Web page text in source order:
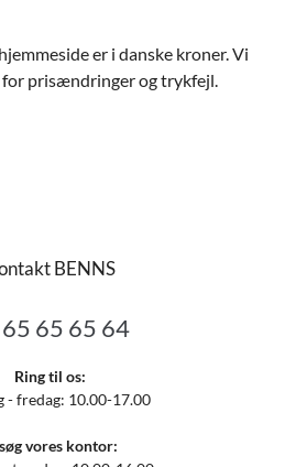
er i danske kroner. Vi
prisændringer og trykfejl.
BENNS
65 65 65 64
Ring til os:
- fredag: 10.00-17.00
vores kontor: